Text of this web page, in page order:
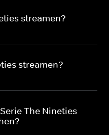
streamen?
streamen?
The Nineties